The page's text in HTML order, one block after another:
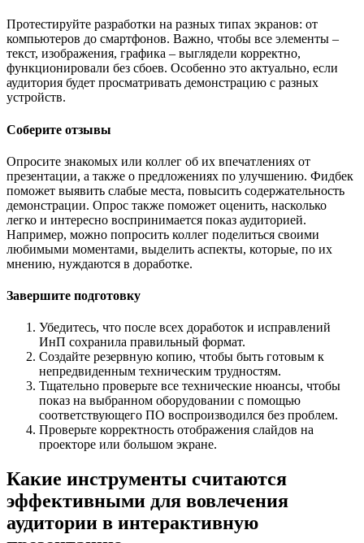
Протестируйте разработки на разных типах экранов: от
компьютеров до смартфонов. Важно, чтобы все элементы –
текст, изображения, графика – выглядели корректно,
функционировали без сбоев. Особенно это актуально, если
аудитория будет просматривать демонстрацию с разных
устройств.
Соберите отзывы
Опросите знакомых или коллег об их впечатлениях от
презентации, а также о предложениях по улучшению. Фидбек
поможет выявить слабые места, повысить содержательность
демонстрации. Опрос также поможет оценить, насколько
легко и интересно воспринимается показ аудиторией.
Например, можно попросить коллег поделиться своими
любимыми моментами, выделить аспекты, которые, по их
мнению, нуждаются в доработке.
Завершите подготовку
Убедитесь, что после всех доработок и исправлений
ИнП сохранила правильный формат.
Создайте резервную копию, чтобы быть готовым к
непредвиденным техническим трудностям.
Тщательно проверьте все технические нюансы, чтобы
показ на выбранном оборудовании с помощью
соответствующего ПО воспроизводился без проблем.
Проверьте корректность отображения слайдов на
проекторе или большом экране.
Какие инструменты считаются
эффективными для вовлечения
аудитории в интерактивную